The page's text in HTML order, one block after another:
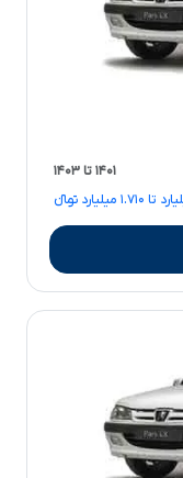
۱۴۰۱ تا ۱۴۰۳